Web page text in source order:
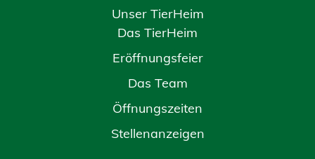
Unser TierHeim
Das TierHeim
Eröffnungsfeier
Das Team
Öffnungszeiten
Stellenanzeigen